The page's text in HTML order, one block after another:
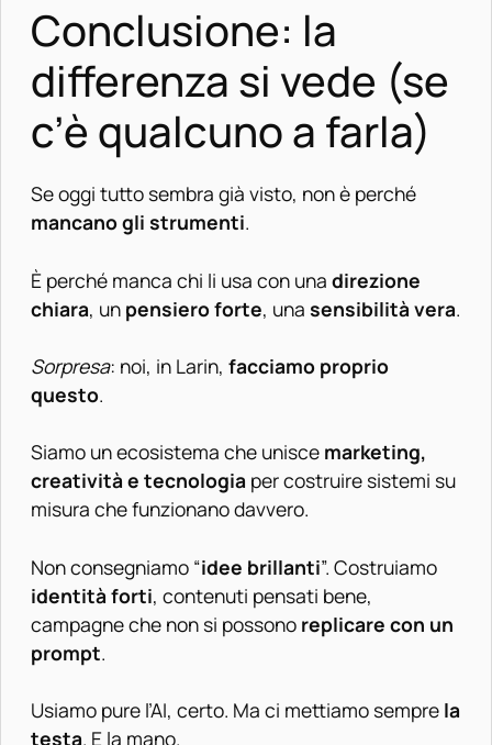
Conclusione: la
differenza si vede (se
c’è qualcuno a farla)
Se oggi tutto sembra già visto, non è perché
mancano gli strumenti.
È perché manca chi li usa con una direzione
chiara, un pensiero forte, una sensibilità vera.
Sorpresa: noi, in Larin, facciamo proprio
questo.
Siamo un ecosistema che unisce marketing,
creatività e tecnologia per costruire sistemi su
misura che funzionano davvero.
Non consegniamo “idee brillanti”. Costruiamo
identità forti, contenuti pensati bene,
campagne che non si possono replicare con un
prompt.
Usiamo pure l’AI, certo. Ma ci mettiamo semprela
testa. E la mano.